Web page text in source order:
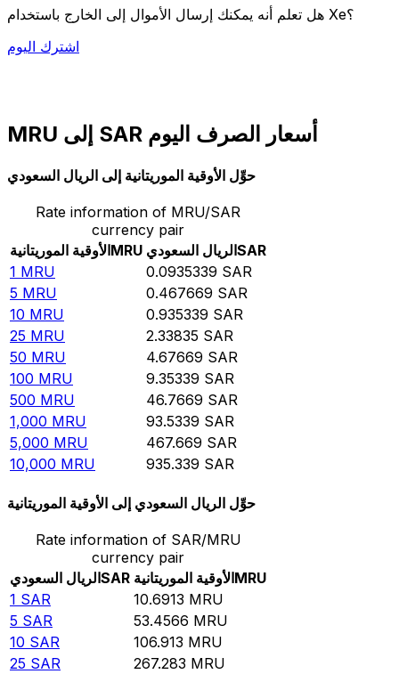
هل تعلم أنه يمكنك إرسال الأموال إلى الخارج باستخدام Xe؟
اشترك اليوم
MRU إلى SAR أسعار الصرف اليوم
حوِّل الأوقية الموريتانية إلى الريال السعودي
Rate information of MRU/SAR
currency pair
الأوقية الموريتانيةMRU الريال السعوديSAR
1 MRU 0.0935339 SAR
5 MRU 0.467669 SAR
10 MRU 0.935339 SAR
25 MRU 2.33835 SAR
50 MRU 4.67669 SAR
100 MRU 9.35339 SAR
500 MRU 46.7669 SAR
1,000 MRU 93.5339 SAR
5,000 MRU 467.669 SAR
10,000 MRU 935.339 SAR
حوِّل الريال السعودي إلى الأوقية الموريتانية
Rate information of SAR/MRU
currency pair
الريال السعوديSAR الأوقية الموريتانيةMRU
1 SAR 10.6913 MRU
5 SAR 53.4566 MRU
10 SAR 106.913 MRU
25 SAR 267.283 MRU